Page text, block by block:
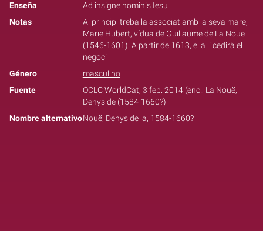
Enseña
Ad insigne nominis Iesu
Notas
Al principi treballa associat amb la seva mare,
Marie Hubert, vídua de Guillaume de La Nouë
(1546-1601). A partir de 1613, ella li cedirà el
negoci
Género
masculino
Fuente
OCLC WorldCat, 3 feb. 2014 (enc.: La Nouë,
Denys de (1584-1660?)
Nombre alternativoNouë, Denys de la, 1584-1660?